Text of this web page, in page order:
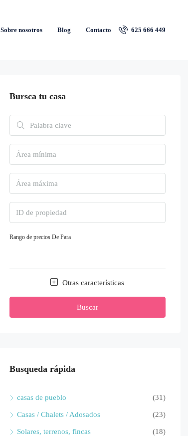
Sobre nosotros Blog Contacto 625 666 449
Bursca tu casa
Rango de preciosDe Para
Otras características
Buscar
Busqueda rápida
casas de pueblo (31)
Casas / Chalets / Adosados (23)
Solares, terrenos, fincas (18)